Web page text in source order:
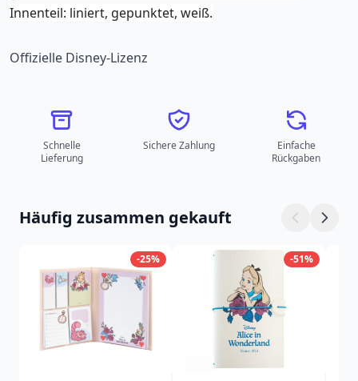
Innenteil: liniert, gepunktet, weiß.
Offizielle Disney-Lizenz
Schnelle
Lieferung
Sichere Zahlung
Einfache
Rückgaben
Häufig zusammen gekauft
-25% -51%